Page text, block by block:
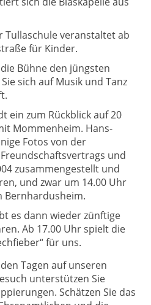
Tullaschule veranstaltet ab
für Kinder.
Bühne den jüngsten
sich auf Musik und Tanz
ein zum Rückblick auf 20
Mommenheim. Hans-
Fotos von der
und
zusammengestellt und
und zwar um 14.00 Uhr
Bernhardusheim.
es dann wieder zünftige
Ab 17.00 Uhr spielt die
für uns.
Tagen auf unseren
unterstützen Sie
Schätzen Sie das